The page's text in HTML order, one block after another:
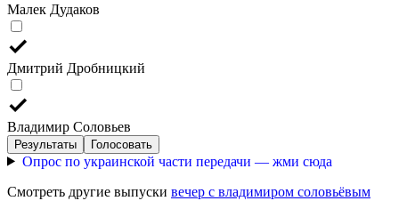
Малек Дудаков
Дмитрий Дробницкий
Владимир Соловьев
Результаты Голосовать
Опрос по украинской части передачи — жми сюда
Смотреть другие выпуски вечер с владимиром соловьёвым